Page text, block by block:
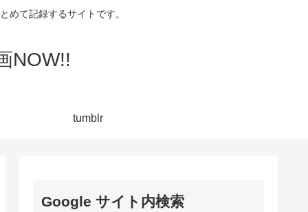
めて記録するサイトです。
NOW!!
tumblr
Google サイト内検索